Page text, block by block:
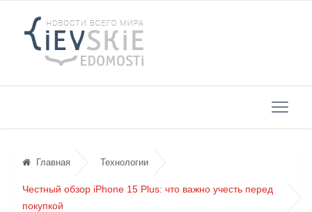
Главная Технологии
Честный обзор iPhone 15 Plus: что важно учесть перед
покупкой